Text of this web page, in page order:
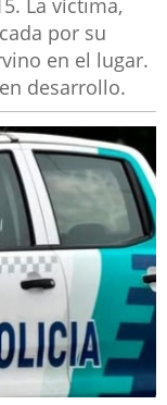
La víctima,
por su
en el lugar.
desarrollo.